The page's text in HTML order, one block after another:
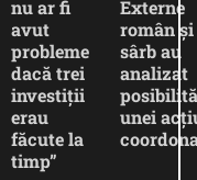
nu ar fi
avut
probleme
dacă trei
investiții
erau
făcute la
timp”
Externe
român și
sârb au
analizat
unei